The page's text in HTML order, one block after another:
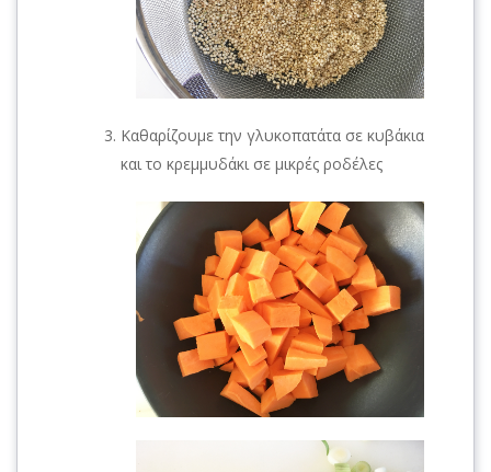
Καθαρίζουμε την γλυκοπατάτα σε κυβάκια
και το κρεμμυδάκι σε μικρές ροδέλες